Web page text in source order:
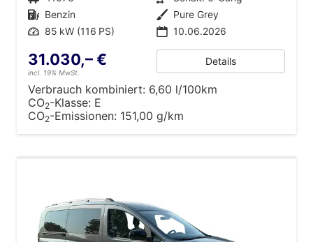
Kraftstoff Benzin Außenfarbe Pure Grey
Leistung 85 kW (116 PS) 10.06.2026
31.030,– €
incl. 19% MwSt.
Details
Verbrauch kombiniert: 6,60 l/100km
CO2-Klasse: E
CO2-Emissionen: 151,00 g/km